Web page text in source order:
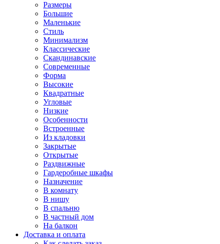
Размеры
Большие
Маленькие
Стиль
Минимализм
Классические
Скандинавские
Современные
Форма
Высокие
Квадратные
Угловые
Низкие
Особенности
Встроенные
Из кладовки
Закрытые
Открытые
Раздвижные
Гардеробные шкафы
Назначение
В комнату
В нишу
В спальню
В частный дом
На балкон
Доставка и оплата